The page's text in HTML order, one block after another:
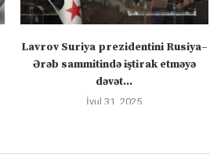
Lavrov Suriya prezidentini Rusiya–
Ərəb sammitində iştirak etməyə
dəvət...
İyul 31, 2025